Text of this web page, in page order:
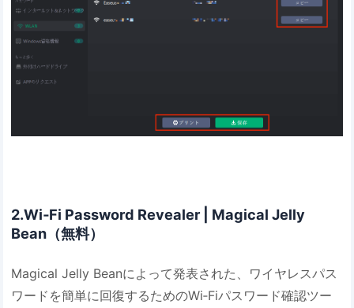
2.Wi‐Fi Password Revealer | Magical Jelly
Bean（無料）
Magical Jelly Beanによって発表された、ワイヤレスパス
ワードを簡単に回復するためのWi‐Fiパスワード確認ツー